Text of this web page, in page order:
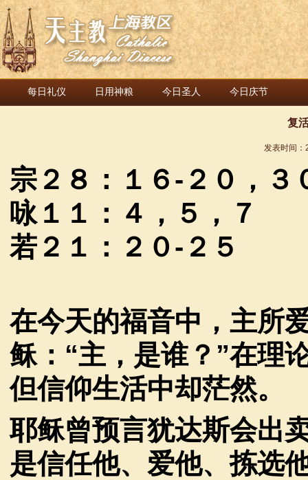
每日礼仪 日用神粮 今日圣人 今日庆节
复
发表时间：
宗２８：１６- ２０，３
咏１１：４，５，７
若２１：２０- ２５
在今天的福音中，主所
稣： “主，是谁？ ”在理
但信仰生活中却茫然。
耶稣曾预言犹达斯会出
是信任他、爱他、拣选